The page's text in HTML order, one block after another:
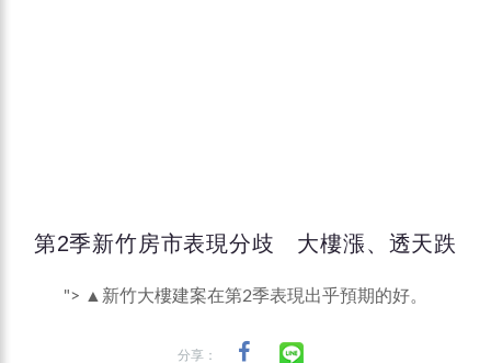
第2季新竹房市表現分歧 大樓漲、透天跌
"> ▲新竹大樓建案在第2季表現出乎預期的好。
分享：